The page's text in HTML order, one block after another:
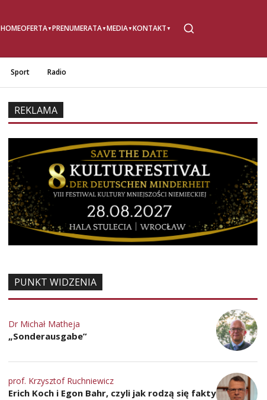
HOMEOFERTA PRENUMERATA MEDIA KONTAKT
Sport Radio
REKLAMA
PUNKT WIDZENIA
Dr Michał Matheja
„Sonderausgabe”
prof. Krzysztof Ruchniewicz
Erich Koch i Egon Bahr, czyli jak rodzą się fakty